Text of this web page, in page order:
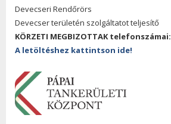
Devecseri Rendőrörs
Devecser területén szolgáltatot teljesítő
KÖRZETI MEGBIZOTTAK telefonszámai:
A letöltéshez kattintson ide!